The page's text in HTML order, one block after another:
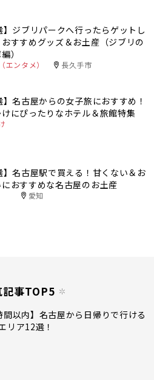
】ジブリパークへ行ったらゲットし
すすめグッズ＆お土産（ジブリの
）
エンタメ） 長久手市
】名古屋からの女子旅におすすめ！
けにぴったりなホテル＆旅館特集
】名古屋駅で買える！甘くない＆お
おすすめな名古屋のお土産
愛知
記事TOP5
間以内】名古屋から日帰りで行ける
リア12選！